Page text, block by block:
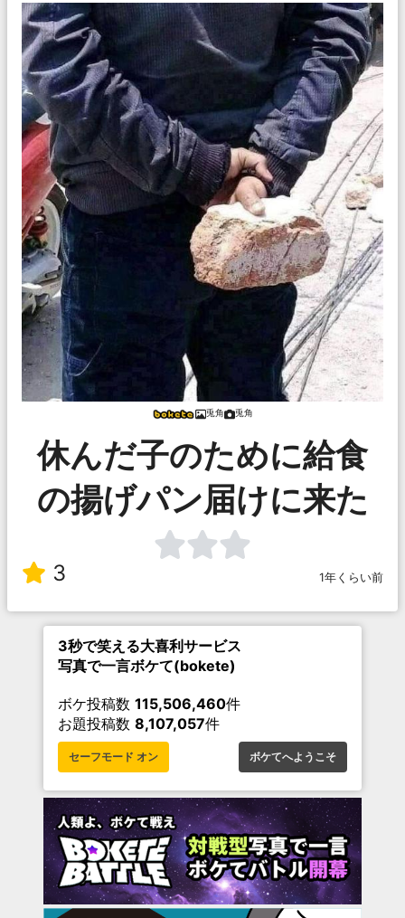
兎角 兎角
休んだ子のために給食
の揚げパン届けに来た
3 1年くらい前
3秒で笑える大喜利サービス
写真で一言ボケて(bokete)
ボケ投稿数 115,506,460件
お題投稿数 8,107,057件
セーフモード オン ボケてへようこそ